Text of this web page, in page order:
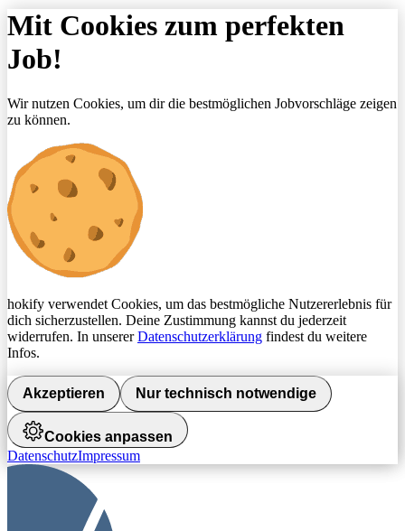
Mit Cookies zum perfekten
Job!
Wir nutzen Cookies, um dir die bestmöglichen Jobvorschläge zeigen
zu können.
hokify verwendet Cookies, um das bestmögliche Nutzererlebnis für
dich sicherzustellen. Deine Zustimmung kannst du jederzeit
widerrufen. In unsererDatenschutzerklärung findest du weitere
Infos.
Akzeptieren Nur technisch notwendige
Cookies anpassen
DatenschutzImpressum